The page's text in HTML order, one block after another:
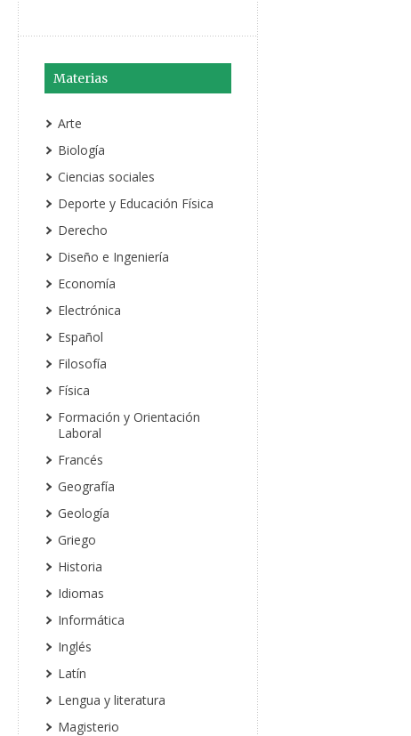
Materias
Arte
Biología
Ciencias sociales
Deporte y Educación Física
Derecho
Diseño e Ingeniería
Economía
Electrónica
Español
Filosofía
Física
Formación y Orientación
Laboral
Francés
Geografía
Geología
Griego
Historia
Idiomas
Informática
Inglés
Latín
Lengua y literatura
Magisterio